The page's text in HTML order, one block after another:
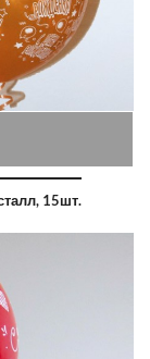
15шт.